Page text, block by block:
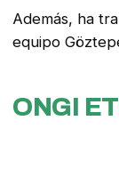
Además, ha
equipo
ONGI